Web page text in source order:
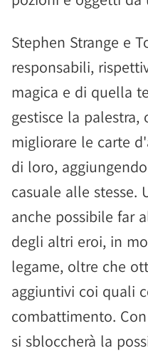
Stephen Strange e
responsabili,
magica e di quella
gestisce la
migliorare le carte
di loro,
casuale alle stesse.
anche possibile far
degli altri eroi, in
legame, oltre che
aggiuntivi coi quali
combattimento.
si sbloccherà la